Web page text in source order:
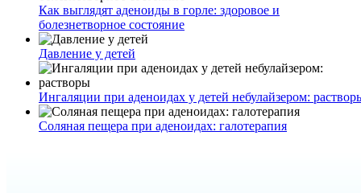
Как выглядят аденоиды в горле: здоровое и
болезнетворное состояние
Давление у детей
Ингаляции при аденоидах у детей небулайзером:
Соляная пещера при аденоидах: галотерапия